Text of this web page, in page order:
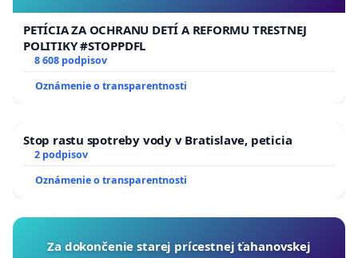
PETÍCIA ZA OCHRANU DETÍ A REFORMU TRESTNEJ
POLITIKY #STOPPDFL
8 608 podpisov
Oznámenie o transparentnosti
Stop rastu spotreby vody v Bratislave, peticia
2 podpisov
Oznámenie o transparentnosti
Za dokončenie starej prícestnej ťahanovskej